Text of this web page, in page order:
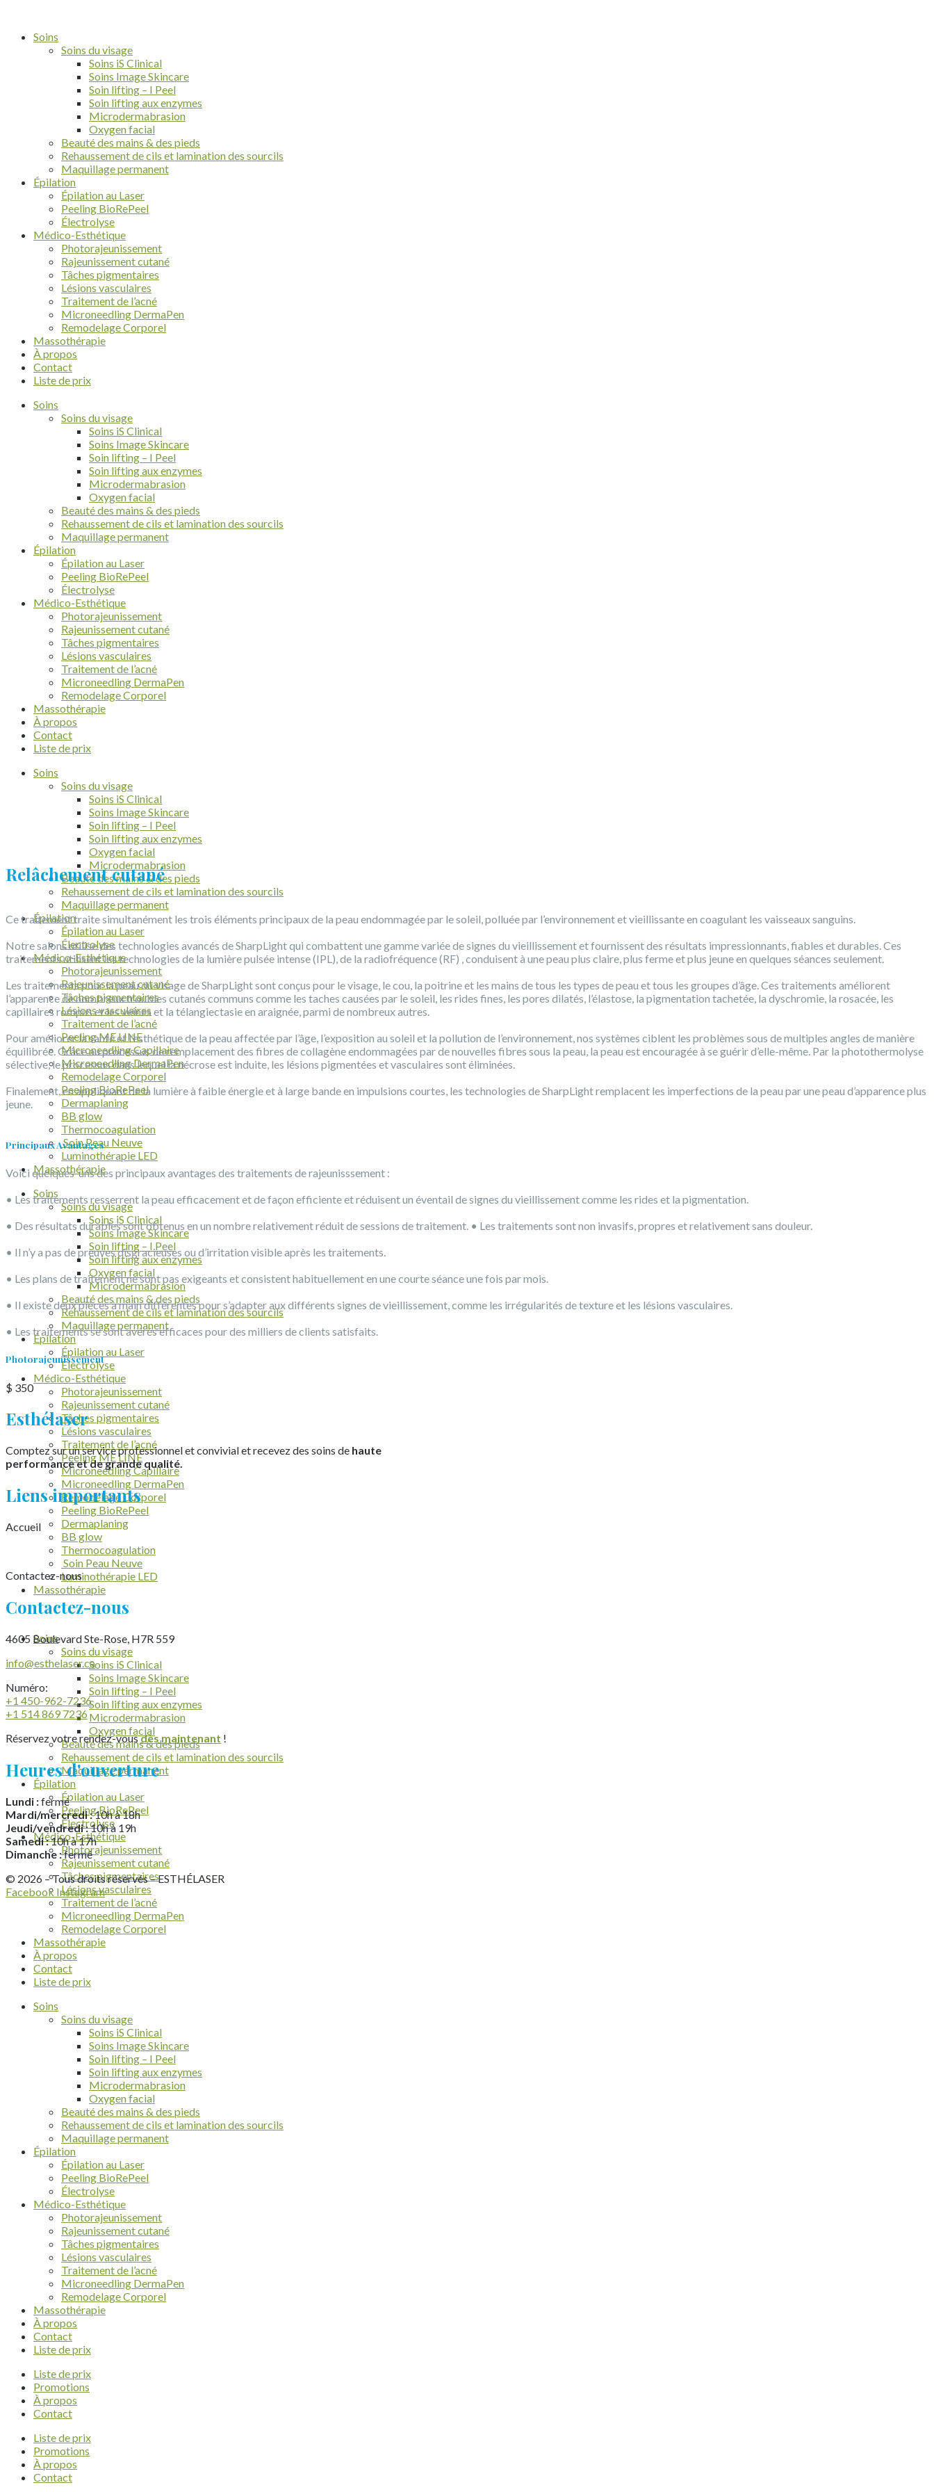
Soins
Soins du visage
Soins iS Clinical
Soins Image Skincare
Soin lifting – I Peel
Soin lifting aux enzymes
Microdermabrasion
Oxygen facial
Beauté des mains & des pieds
Rehaussement de cils et lamination des sourcils
Maquillage permanent
Épilation
Épilation au Laser
Peeling BioRePeel
Électrolyse
Médico-Esthétique
Photorajeunissement
Rajeunissement cutané
Tâches pigmentaires
Lésions vasculaires
Traitement de l’acné
Microneedling DermaPen
Remodelage Corporel
Massothérapie
À propos
Contact
Liste de prix
Soins
Soins du visage
Soins iS Clinical
Soins Image Skincare
Soin lifting – I Peel
Soin lifting aux enzymes
Microdermabrasion
Oxygen facial
Beauté des mains & des pieds
Rehaussement de cils et lamination des sourcils
Maquillage permanent
Épilation
Épilation au Laser
Peeling BioRePeel
Électrolyse
Médico-Esthétique
Photorajeunissement
Rajeunissement cutané
Tâches pigmentaires
Lésions vasculaires
Traitement de l’acné
Microneedling DermaPen
Remodelage Corporel
Massothérapie
À propos
Contact
Liste de prix
Soins
Soins du visage
Soins iS Clinical
Soins Image Skincare
Soin lifting – I Peel
Soin lifting aux enzymes
Oxygen facial
Microdermabrasion
Beauté des mains & des pieds
Rehaussement de cils et lamination des sourcils
Maquillage permanent
Épilation
Épilation au Laser
Électrolyse
Médico-Esthétique
Photorajeunissement
Rajeunissement cutané
Tâches pigmentaires
Lésions vasculaires
Traitement de l’acné
Peeling ME LINE
Microneedling Capillaire
Microneedling DermaPen
Remodelage Corporel
Peeling BioRePeel
Dermaplaning
BB glow
Thermocoagulation
Soin Peau Neuve
Luminothérapie LED
Massothérapie
Soins
Soins du visage
Soins iS Clinical
Soins Image Skincare
Soin lifting – I Peel
Soin lifting aux enzymes
Oxygen facial
Microdermabrasion
Beauté des mains & des pieds
Rehaussement de cils et lamination des sourcils
Maquillage permanent
Épilation
Épilation au Laser
Électrolyse
Médico-Esthétique
Photorajeunissement
Rajeunissement cutané
Tâches pigmentaires
Lésions vasculaires
Traitement de l’acné
Peeling ME LINE
Microneedling Capillaire
Microneedling DermaPen
Remodelage Corporel
Peeling BioRePeel
Dermaplaning
BB glow
Thermocoagulation
Soin Peau Neuve
Luminothérapie LED
Massothérapie
Soins
Soins du visage
Soins iS Clinical
Soins Image Skincare
Soin lifting – I Peel
Soin lifting aux enzymes
Microdermabrasion
Oxygen facial
Beauté des mains & des pieds
Rehaussement de cils et lamination des sourcils
Maquillage permanent
Épilation
Épilation au Laser
Peeling BioRePeel
Électrolyse
Médico-Esthétique
Photorajeunissement
Rajeunissement cutané
Tâches pigmentaires
Lésions vasculaires
Traitement de l’acné
Microneedling DermaPen
Remodelage Corporel
Massothérapie
À propos
Contact
Liste de prix
Soins
Soins du visage
Soins iS Clinical
Soins Image Skincare
Soin lifting – I Peel
Soin lifting aux enzymes
Microdermabrasion
Oxygen facial
Beauté des mains & des pieds
Rehaussement de cils et lamination des sourcils
Maquillage permanent
Épilation
Épilation au Laser
Peeling BioRePeel
Électrolyse
Médico-Esthétique
Photorajeunissement
Rajeunissement cutané
Tâches pigmentaires
Lésions vasculaires
Traitement de l’acné
Microneedling DermaPen
Remodelage Corporel
Massothérapie
À propos
Contact
Liste de prix
Liste de prix
Promotions
À propos
Contact
Liste de prix
Promotions
À propos
Contact
Relâchement cutané
Ce traitement traite simultanément les trois éléments principaux de la peau endommagée par le soleil, polluée par l’environnement et vieillissante en coagulant les vaisseaux sanguins.
Notre salons utilise des technologies avancés de SharpLight qui combattent une gamme variée de signes du vieillissement et fournissent des résultats impressionnants, fiables et durables. Ces
traitements utilisent les technologies de la lumière pulsée intense (IPL), de la radiofréquence (RF) , conduisent à une peau plus claire, plus ferme et plus jeune en quelques séances seulement.
Les traitements pour la peau du visage de SharpLight sont conçus pour le visage, le cou, la poitrine et les mains de tous les types de peau et tous les groupes d’âge. Ces traitements améliorent
l’apparence de nombreux troubles cutanés communs comme les taches causées par le soleil, les rides fines, les pores dilatés, l’élastose, la pigmentation tachetée, la dyschromie, la rosacée, les
capillaires rompus et les veines et la télangiectasie en araignée, parmi de nombreux autres.
Pour améliorer la santé et l’esthétique de la peau affectée par l’âge, l’exposition au soleil et la pollution de l’environnement, nos systèmes ciblent les problèmes sous de multiples angles de manière
équilibrée. Grâce au processus de remplacement des fibres de collagène endommagées par de nouvelles fibres sous la peau, la peau est encouragée à se guérir d’elle-même. Par la photothermolyse
sélective, le processus dans lequel la nécrose est induite, les lésions pigmentées et vasculaires sont éliminées.
Finalement, en appliquant de la lumière à faible énergie et à large bande en impulsions courtes, les technologies de SharpLight remplacent les imperfections de la peau par une peau d’apparence plus
jeune.
Principaux Avantages
Voici quelques-uns des principaux avantages des traitements de rajeunisssement :
• Les traitements resserrent la peau efficacement et de façon efficiente et réduisent un éventail de signes du vieillissement comme les rides et la pigmentation.
• Des résultats durables sont obtenus en un nombre relativement réduit de sessions de traitement. • Les traitements sont non invasifs, propres et relativement sans douleur.
• Il n’y a pas de preuves disgracieuses ou d’irritation visible après les traitements.
• Les plans de traitement ne sont pas exigeants et consistent habituellement en une courte séance une fois par mois.
• Il existe deux pièces à main différentes pour s’adapter aux différents signes de vieillissement, comme les irrégularités de texture et les lésions vasculaires.
• Les traitements se sont avérés efficaces pour des milliers de clients satisfaits.
Photorajeunissement
$ 350
Esthélaser
Comptez sur un service professionnel et convivial et recevez des soins de haute
performance et de grande qualité.
Liens importants
Accueil
À propos
Contactez-nous
Contactez-nous
4605 Boulevard Ste-Rose, H7R 559
info@esthelaser.ca
Numéro:
+1 450-962-7236
+1 514 869 7236
Réservez votre rendez-vousdès maintenant !
Heures d'ouverture
Lundi :fermé
Mardi/mercredi :10h à 18h
Jeudi/vendredi :10h à 19h
Samedi :10h à 17h
Dimanche :fermé
© 2026 – Tous droits réservés – ESTHÉLASER
Facebook Instagram